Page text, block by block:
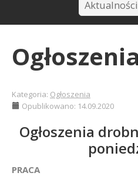
Ogłoszenia
Kategoria: Ogłoszenia
Opublikowano: 14.09.2020
Ogłoszenia
PRACA